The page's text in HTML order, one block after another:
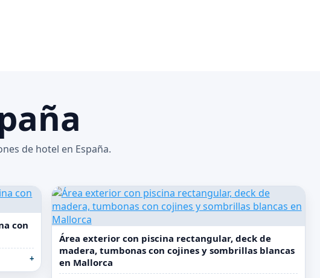
de hotel en España.
con
Área exterior con piscina rectangular, deck de
madera, tumbonas con cojines y sombrillas blancas
en Mallorca